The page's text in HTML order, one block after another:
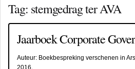
Tag: stemgedrag ter AVA
Jaarboek Corporate
Auteur: Boekbespreking verschenen in